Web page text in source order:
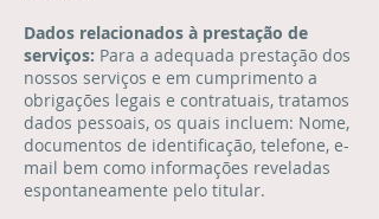
Dados relacionados à prestação de
serviços: Para a adequada prestação dos
nossos serviços e em cumprimento a
obrigações legais e contratuais, tratamos
dados pessoais, os quais incluem: Nome,
documentos de identificação, telefone, e-
mail bem como informações reveladas
espontaneamente pelo titular.